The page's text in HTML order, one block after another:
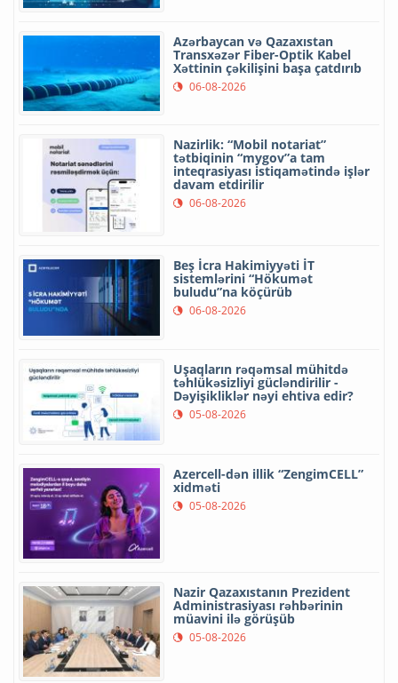
Azərbaycan və Qazaxıstan
Transxəzər Fiber-Optik Kabel
Xəttinin çəkilişini başa çatdırıb
06-08-2026
Nazirlik: “Mobil notariat”
tətbiqinin “mygov”a tam
inteqrasiyası istiqamətində işlər
davam etdirilir
06-08-2026
Beş İcra Hakimiyyəti İT
sistemlərini “Hökumət
buludu”na köçürüb
06-08-2026
Uşaqların rəqəmsal mühitdə
təhlükəsizliyi gücləndirilir -
Dəyişikliklər nəyi ehtiva edir?
05-08-2026
Azercell-dən illik “ZengimCELL”
xidməti
05-08-2026
Nazir Qazaxıstanın Prezident
Administrasiyası rəhbərinin
müavini ilə görüşüb
05-08-2026